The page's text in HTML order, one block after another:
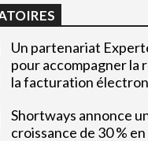
Un partenariat
pour accompagner la
la facturation
Shortways annonce
croissance de 30 %